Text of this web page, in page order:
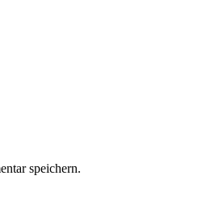
speichern.